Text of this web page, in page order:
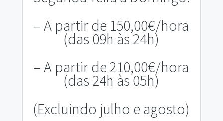
– A partir de 150,00€/hora
(das 09h às 24h)
– A partir de 210,00€/hora
(das 24h às 05h)
(Excluindo julho e agosto)